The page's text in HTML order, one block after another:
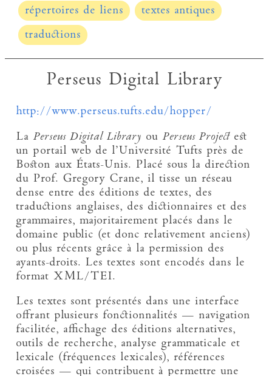
répertoires de liens
textes antiques
traductions
Perseus Digital Library
http://www.perseus.tufts.edu/hopper/
La Perseus Digital Library ou Perseus Projectest
un portail web de l’Université Tufts près de
Boston aux États-Unis. Placé sous la direction
du Prof. Gregory Crane, il tisse un réseau
dense entre des éditions de textes, des
traductions anglaises, des dictionnaires et des
grammaires, majoritairement placés dans le
domaine public (et donc relativement anciens)
ou plus récents grâce à la permission des
ayants-droits. Les textes sont encodés dans le
format XML/TEI.
Les textes sont présentés dans une interface
offrant plusieurs fonctionnalités — navigation
facilitée, affichage des éditions alternatives,
outils de recherche, analyse grammaticale et
lexicale (fréquences lexicales), références
croisées — qui contribuent à permettre une